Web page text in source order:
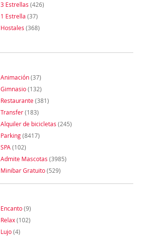
3 Estrellas (426)
1 Estrella (37)
Hostales (368)
Animación(37)
Gimnasio(132)
Restaurante(381)
Transfer(183)
Alquiler de bicicletas (245)
Parking(8417)
SPA (102)
Admite Mascotas (3985)
Minibar Gratuito(529)
Encanto(9)
Relax(102)
Lujo(4)